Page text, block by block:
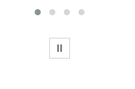
WSTRZYMAJ